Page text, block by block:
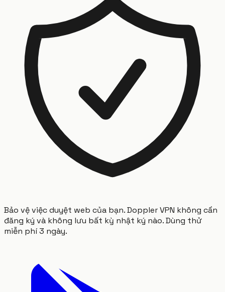
Bảo vệ việc duyệt web của bạn. Doppler VPN không cần
đăng ký và không lưu bất kỳ nhật ký nào. Dùng thử
miễn phí 3 ngày.